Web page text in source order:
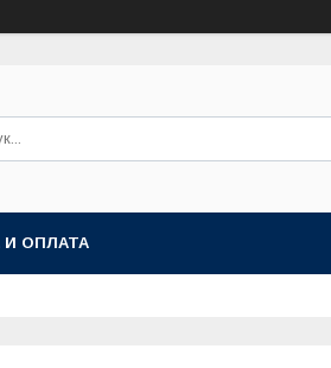
И ОПЛАТА